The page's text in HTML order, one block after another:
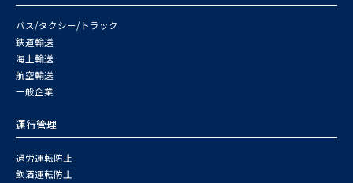
バス/タクシー/トラック
鉄道輸送
海上輸送
航空輸送
一般企業
運行管理
過労運転防止
飲酒運転防止